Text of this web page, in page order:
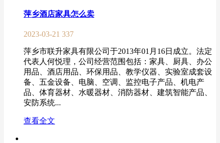
萍乡酒店家具怎么卖
2023-03-21 337
萍乡市联升家具有限公司于2013年01月16日成立。法定
代表人何悦理，公司经营范围包括：家具、厨具、办公
用品、酒店用品、环保用品、教学仪器、实验室成套设
备、五金设备、电脑、空调、监控电子产品、机电产
品、体育器材、水暖器材、消防器材、建筑智能产品、
安防系统...
查看全文